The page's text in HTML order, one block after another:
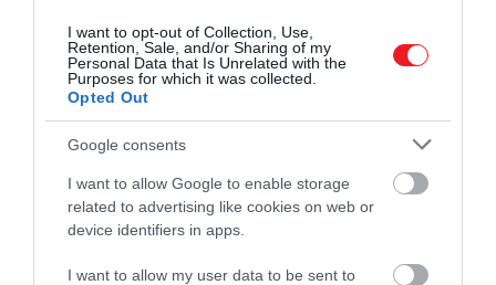
I want to opt-out of Collection, Use,
Retention, Sale, and/or Sharing of my
Personal Data that Is Unrelated with the
Purposes for which it was collected.
Opted Out
Google consents
I want to allow Google to enable storage
related to advertising like cookies on web or
device identifiers in apps.
I want to allow my user data to be sent to
NIH szerint a cirkadián ritmusunk részeként
általában éjszaka történik, a melatonin
megkönnyítheti és támogathatja az elalváshoz és az
fénynek való kitettség csökkentése, a meleg fürdő
vagy zuhany és a relaxációt elősegítő alvási rutin
követése szintén kulcsfontosságú darabjai a
kirakósnak.